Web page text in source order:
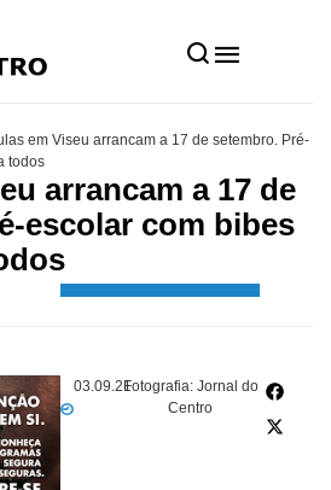
em Viseu arrancam a 17 de setembro. Pré-
todos
arrancam a 17 de
escolar com bibes
03.09.21Fotografia: Jornal do
Centro